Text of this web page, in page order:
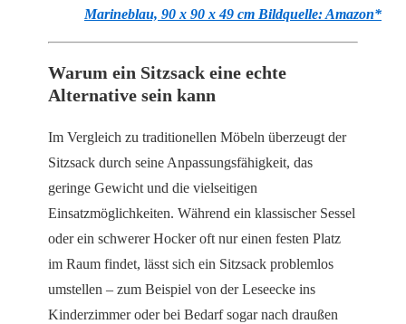
Marineblau, 90 x 90 x 49 cm Bildquelle: Amazon*
Warum ein Sitzsack eine echte
Alternative sein kann
Im Vergleich zu traditionellen Möbeln überzeugt der
Sitzsack durch seine Anpassungsfähigkeit, das
geringe Gewicht und die vielseitigen
Einsatzmöglichkeiten. Während ein klassischer Sessel
oder ein schwerer Hocker oft nur einen festen Platz
im Raum findet, lässt sich ein Sitzsack problemlos
umstellen – zum Beispiel von der Leseecke ins
Kinderzimmer oder bei Bedarf sogar nach draußen